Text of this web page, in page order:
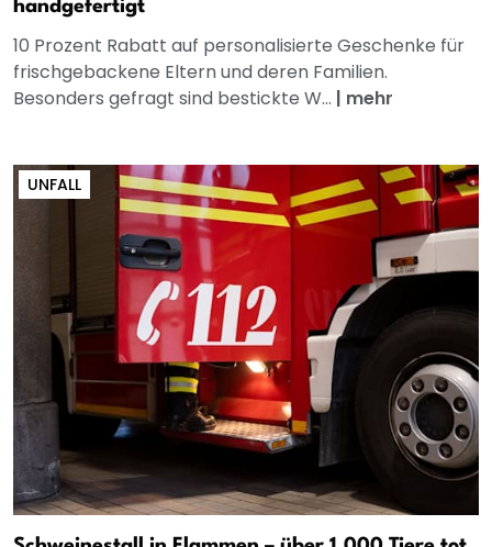
handgefertigt
10 Prozent Rabatt auf personalisierte Geschenke für
frischgebackene Eltern und deren Familien.
Besonders gefragt sind bestickte W... | mehr
UNFALL